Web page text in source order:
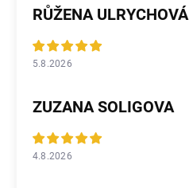
RŮŽENA ULRYCHOVÁ
5.8.2026
ZUZANA SOLIGOVA
4.8.2026